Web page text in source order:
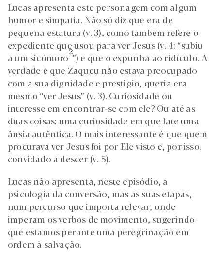
Lucas apresenta este personagem com algum
humor e simpatia. Não só diz que era de
pequena estatura (v. 3), como também refere o
expediente que usou para ver Jesus (v. 4: “subiu
a um sicómoro2”) e que o expunha ao ridículo. A
verdade é que Zaqueu não estava preocupado
com a sua dignidade e prestígio, queria era
mesmo “ver Jesus” (v. 3). Curiosidade ou
interesse em encontrar-se com ele? Ou até as
duas coisas: uma curiosidade em que late uma
ânsia autêntica. O mais interessante é que quem
procurava ver Jesus foi por Ele visto e, por isso,
convidado a descer (v. 5).
Lucas não apresenta, neste episódio, a
psicologia da conversão, mas as suas etapas,
num percurso que importa relevar, onde
imperam os verbos de movimento, sugerindo
que estamos perante uma peregrinação em
ordem à salvação.